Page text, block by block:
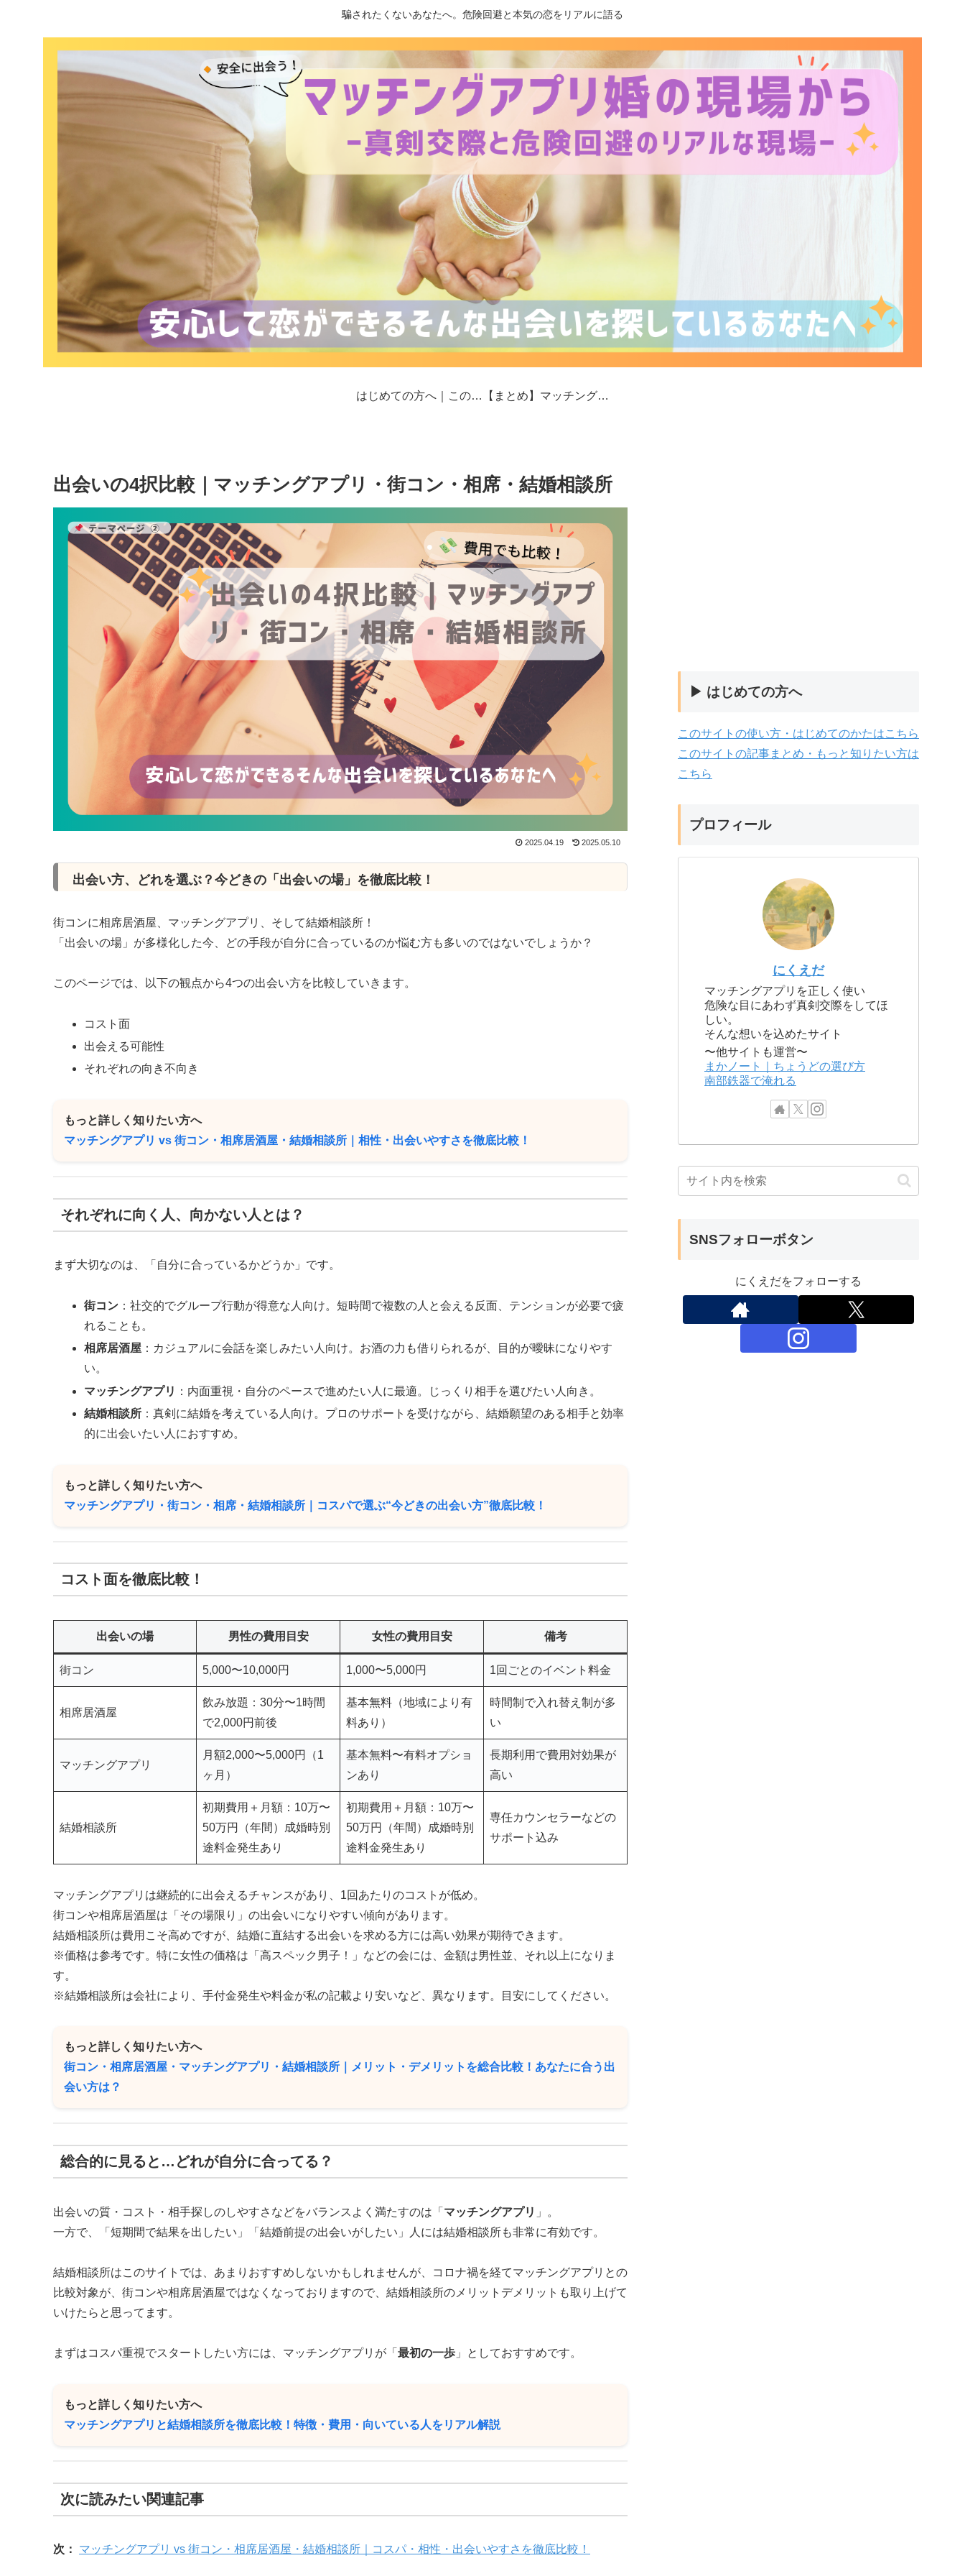
騙されたくないあなたへ。危険回避と本気の恋をリアルに語る
はじめての方へ｜このサイトの歩き方 【まとめ】マッチングアプリ婚の現場から｜真剣交際と危険回避のリアルの現場
出会いの4択比較｜マッチングアプリ・街コン・相席・結婚相談所
2025.04.19 2025.05.10
出会い方、どれを選ぶ？今どきの「出会いの場」を徹底比較！
街コンに相席居酒屋、マッチングアプリ、そして結婚相談所！
「出会いの場」が多様化した今、どの手段が自分に合っているのか悩む方も多いのではないでしょうか？
このページでは、以下の観点から4つの出会い方を比較していきます。
コスト面
出会える可能性
それぞれの向き不向き
もっと詳しく知りたい方へ
マッチングアプリ vs 街コン・相席居酒屋・結婚相談所｜相性・出会いやすさを徹底比較！
それぞれに向く人、向かない人とは？
まず大切なのは、「自分に合っているかどうか」です。
街コン ：社交的でグループ行動が得意な人向け。短時間で複数の人と会える反面、テンションが必要で疲
れることも。
相席居酒屋 ：カジュアルに会話を楽しみたい人向け。お酒の力も借りられるが、目的が曖昧になりやす
い。
マッチングアプリ ：内面重視・自分のペースで進めたい人に最適。じっくり相手を選びたい人向き。
結婚相談所 ：真剣に結婚を考えている人向け。プロのサポートを受けながら、結婚願望のある相手と効率
的に出会いたい人におすすめ。
もっと詳しく知りたい方へ
マッチングアプリ・街コン・相席・結婚相談所｜コスパで選ぶ“今どきの出会い方”徹底比較！
コスト面を徹底比較！
出会いの場 男性の費用目安 女性の費用目安 備考
街コン 5,000〜10,000円 1,000〜5,000円 1回ごとのイベント料金
相席居酒屋
飲み放題：30分〜1時間
で2,000円前後
基本無料（地域により有
料あり）
時間制で入れ替え制が多
い
マッチングアプリ
月額2,000〜5,000円（1
ヶ月）
基本無料〜有料オプショ
ンあり
長期利用で費用対効果が
高い
結婚相談所
初期費用＋月額：10万〜
50万円（年間）成婚時別
途料金発生あり
初期費用＋月額：10万〜
50万円（年間）成婚時別
途料金発生あり
専任カウンセラーなどの
サポート込み
マッチングアプリは継続的に出会えるチャンスがあり、1回あたりのコストが低め。
街コンや相席居酒屋は「その場限り」の出会いになりやすい傾向があります。
結婚相談所は費用こそ高めですが、結婚に直結する出会いを求める方には高い効果が期待できます。
※価格は参考です。特に女性の価格は「高スペック男子！」などの会には、金額は男性並、それ以上になりま
す。
※結婚相談所は会社により、手付金発生や料金が私の記載より安いなど、異なります。目安にしてください。
もっと詳しく知りたい方へ
街コン・相席居酒屋・マッチングアプリ・結婚相談所｜メリット・デメリットを総合比較！あなたに合う出
会い方は？
総合的に見ると…どれが自分に合ってる？
出会いの質・コスト・相手探しのしやすさなどをバランスよく満たすのは「 マッチングアプリ 」。
一方で、「短期間で結果を出したい」「結婚前提の出会いがしたい」人には結婚相談所も非常に有効です。
結婚相談所はこのサイトでは、あまりおすすめしないかもしれませんが、コロナ禍を経てマッチングアプリとの
比較対象が、街コンや相席居酒屋ではなくなっておりますので、結婚相談所のメリットデメリットも取り上げて
いけたらと思ってます。
まずはコスパ重視でスタートしたい方には、マッチングアプリが「 最初の一歩 」としておすすめです。
もっと詳しく知りたい方へ
マッチングアプリと結婚相談所を徹底比較！特徴・費用・向いている人をリアル解説
次に読みたい関連記事
次： マッチングアプリ vs 街コン・相席居酒屋・結婚相談所｜コスパ・相性・出会いやすさを徹底比較！
▶ はじめての方へ
このサイトの使い方・はじめてのかたはこちら
このサイトの記事まとめ・もっと知りたい方は
こちら
プロフィール
にくえだ
マッチングアプリを正しく使い
危険な目にあわず真剣交際をしてほ
しい。
そんな想いを込めたサイト
〜他サイトも運営〜
まかノート｜ちょうどの選び方
南部鉄器で淹れる
SNSフォローボタン
にくえだをフォローする